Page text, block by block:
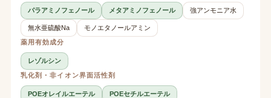
パラアミノフェノール メタアミノフェノール 強アンモニア水
無水亜硫酸Na
モノエタノールアミン
薬用有効成分
レゾルシン
乳化剤・非イオン界面活性剤
POEオレイルエーテル POEセチルエーテル